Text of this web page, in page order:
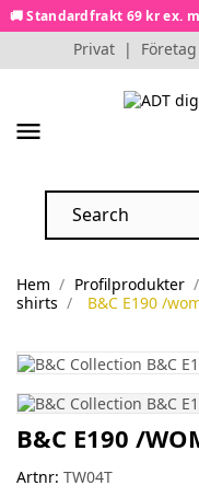
🚚 Standardfrakt 69 kr ex.
Privat | Företag
menu
Hem Profilprodukter
shirts
B&C E190 /
B&C E190 /
Artnr: TW04T